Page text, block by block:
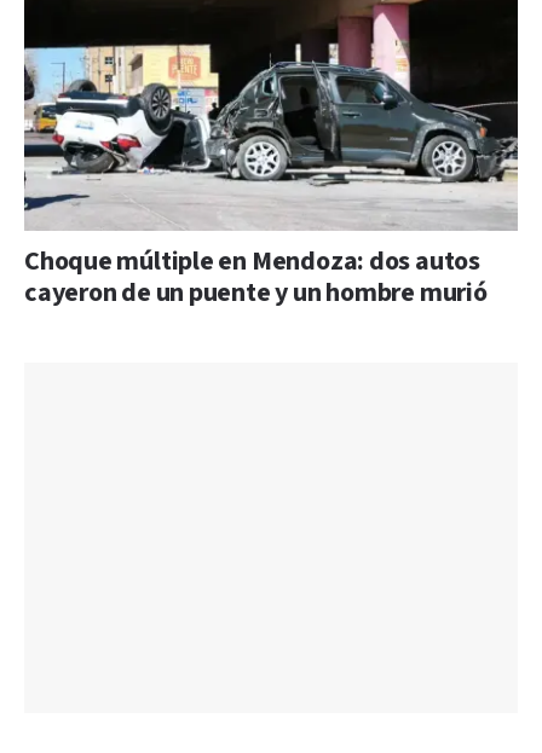
Choque múltiple en Mendoza: dos autos
cayeron de un puente y un hombre murió